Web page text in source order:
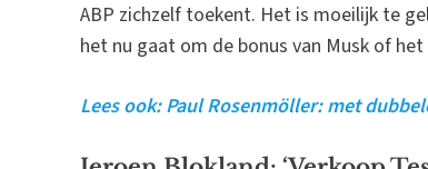
ABP zichzelf toekent. Het is moeilijk te
het nu gaat om de bonus van Musk of
Lees ook: Paul Rosenmöller: met